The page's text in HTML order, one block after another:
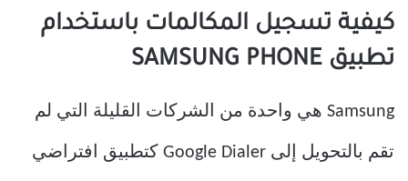
كيفية تسجيل المكالمات باستخدام
تطبيق SAMSUNG PHONE
Samsung هي واحدة من الشركات القليلة التي لم
تقم بالتحويل إلى Google Dialer كتطبيق افتراضي